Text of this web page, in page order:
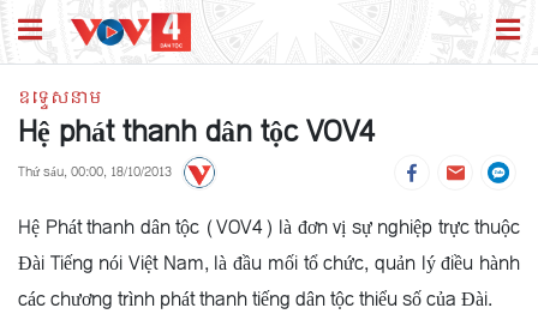
ឧទ្ទេសនាម
Hệ phát thanh dân tộc VOV4
Thứ sáu, 00:00, 18/10/2013
Hệ Phát thanh dân tộc (VOV4) là đơn vị sự nghiệp trực thuộc
Đài Tiếng nói Việt Nam, là đầu mối tổ chức, quản lý điều hành
các chương trình phát thanh tiếng dân tộc thiểu số của Đài.